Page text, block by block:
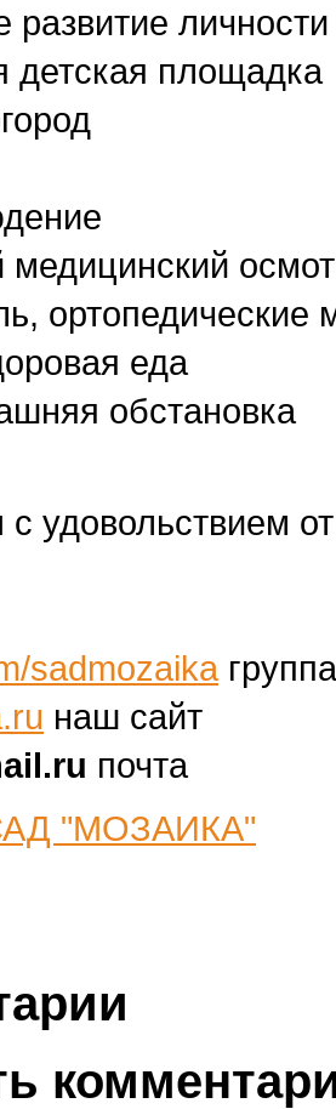
развитие личности
детская площадка
ортопедические
еда
обстановка
удовольствием
sadmozaika
наш сайт
почта
"МОЗАИКА"